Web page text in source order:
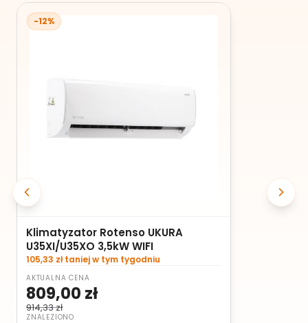
-12%
Klimatyzator Rotenso UKURA
U35XI/U35XO 3,5kW WIFI
105,33 zł taniej w tym tygodniu
AKTUALNA CENA
809,00 zł
914,33 zł
ZNALEZIONO